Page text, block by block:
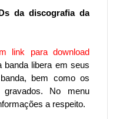
da discografia da
link para download
libera em seus
bem como os
No menu
a respeito.